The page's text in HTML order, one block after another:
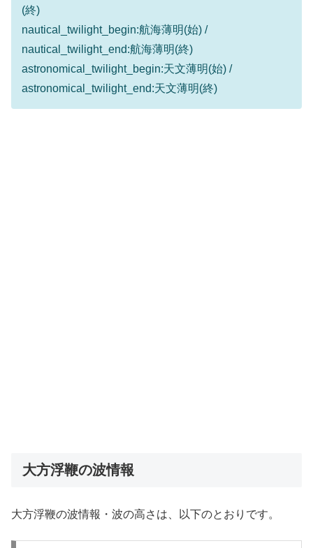
(終)
nautical_twilight_begin:航海薄明(始) /
nautical_twilight_end:航海薄明(終)
astronomical_twilight_begin:天文薄明(始) /
astronomical_twilight_end:天文薄明(終)
大方浮鞭の波情報
大方浮鞭の波情報・波の高さは、以下のとおりです。